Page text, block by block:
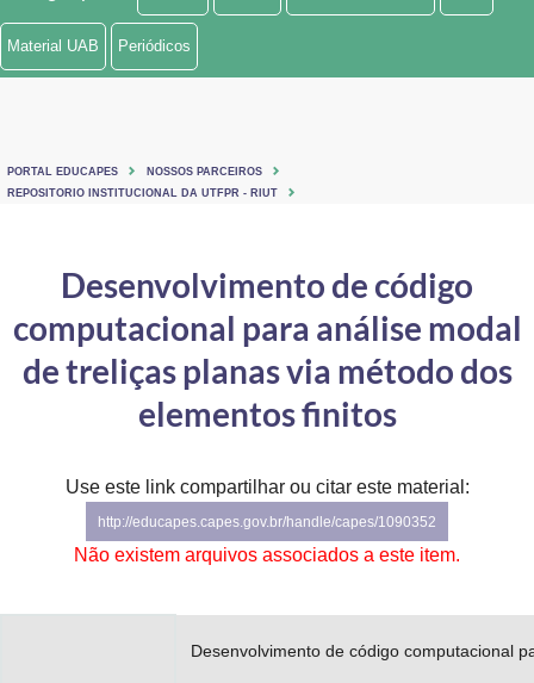
Ministério de Minas e Energia
Ministério do Turismo
Controladoria-Geral da União
Ministério da Mulher, da Família e dos Direitos Humanos
Gabinete de Segurança Institucional
Advocacia-Geral da União
Material UAB Periódicos
PORTAL EDUCAPES
NOSSOS PARCEIROS
REPOSITORIO INSTITUCIONAL DA UTFPR - RIUT
Desenvolvimento de código
computacional para análise modal
de treliças planas via método dos
elementos finitos
Use este link compartilhar ou citar este material:
http://educapes.capes.gov.br/handle/capes/1090352
Não existem arquivos associados a este item.
Desenvolvimento de código computacional